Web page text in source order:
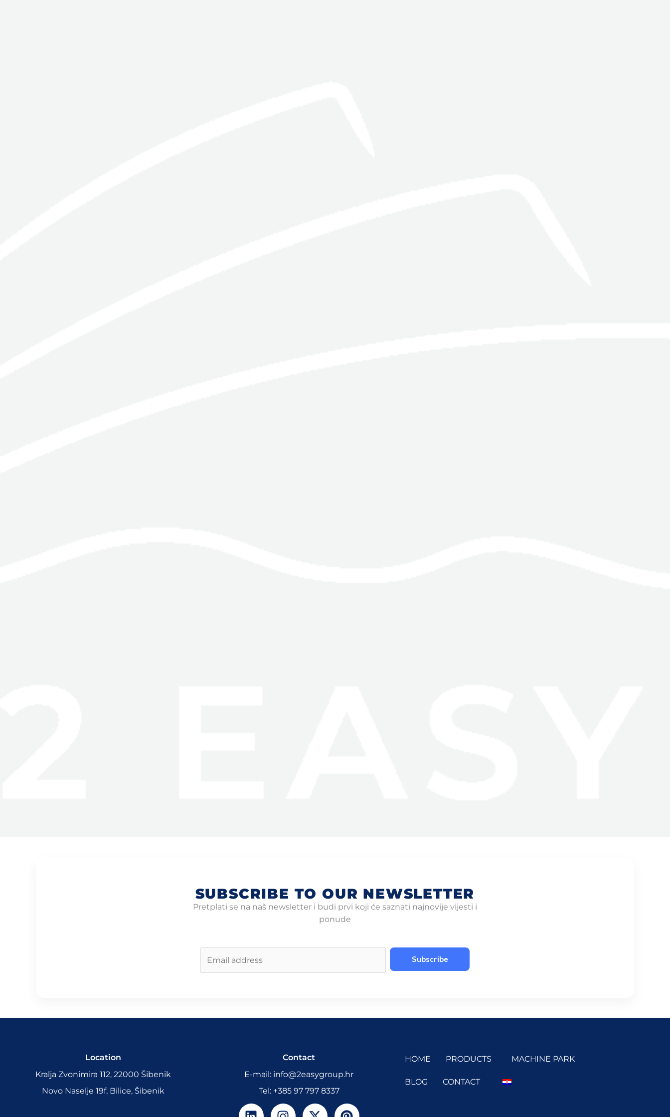
SUBSCRIBE TO OUR NEWSLETTER
Pretplati se na naš newsletter i budi prvi koji će saznati najnovije vijesti i
ponude
m
*
Subscribe
Location
Kralja Zvonimira 112, 22000 Šibenik
Novo Naselje 19f, Bilice, Šibenik
Contact
E-mail: info@2easygroup.hr
Tel: +385 97 797 8337
L
I
X
P
HOME PRODUCTS MACHINE PARK
BLOG CONTACT